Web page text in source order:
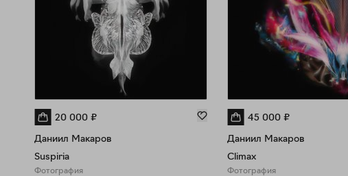
20 000 ₽
Даниил Макаров
Suspiria
Фотография
45 000 ₽
Даниил Макаров
Climax
Фотография